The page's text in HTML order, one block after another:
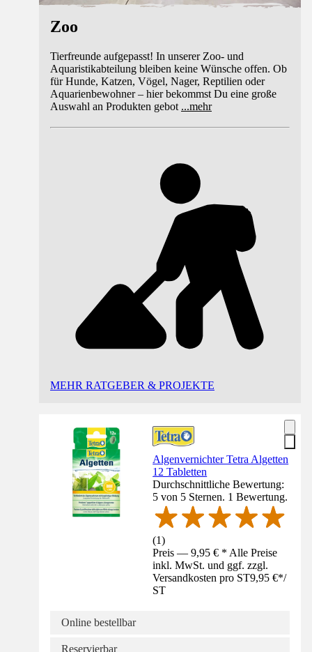
Zoo
Tierfreunde aufgepasst! In unserer Zoo- und
Aquaristikabteilung bleiben keine Wünsche offen. Ob
für Hunde, Katzen, Vögel, Nager, Reptilien oder
Aquarienbewohner – hier bekommst Du eine große
Auswahl an Produkten gebot ...mehr
MEHR RATGEBER & PROJEKTE
Algenvernichter Tetra Algetten
12 Tabletten
Durchschnittliche Bewertung:
5 von 5 Sternen. 1 Bewertung.
(1)
Preis — 9,95 € * Alle Preise
inkl. MwSt. und ggf. zzgl.
Versandkosten pro ST9,95 €*/
ST
Online bestellbar
Reservierbar